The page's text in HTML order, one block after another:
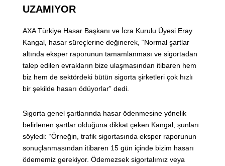
UZAMIYOR
AXA Türkiye Hasar Başkanı ve İcra Kurulu Üyesi Eray
Kangal, hasar süreçlerine değinerek, “Normal şartlar
altında eksper raporunun tamamlanması ve sigortadan
talep edilen evrakların bize ulaşmasından itibaren hem
biz hem de sektördeki bütün sigorta şirketleri çok hızlı
bir şekilde hasarı ödüyorlar” dedi.
Sigorta genel şartlarında hasar ödenmesine yönelik
belirlenen şartlar olduğuna dikkat çeken Kangal, şunları
söyledi: “Örneğin, trafik sigortasında eksper raporunun
sonuçlanmasından itibaren 15 gün içinde bizim hasarı
ödememiz gerekiyor. Ödemezsek sigortalımız veya